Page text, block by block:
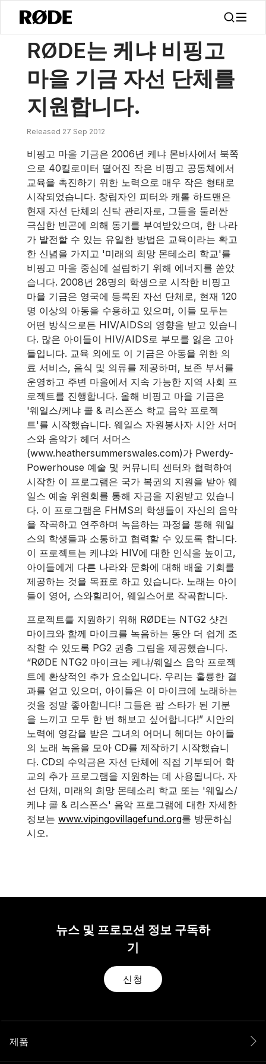
/ RØDE는 케냐의 비핑고 마을 기금 자선 단체를 지원합니다.
RØDE는 케냐 비핑고
마을 기금 자선 단체를
지원합니다.
Released 27 Sep 2012
비핑고 마을 기금은 2006년 케냐 몬바사에서 북쪽
으로 40킬로미터 떨어진 작은 비핑고 공동체에서
교육을 촉진하기 위한 노력으로 매우 작은 형태로
시작되었습니다. 창립자인 피터와 캐롤 하드맨은
현재 자선 단체의 신탁 관리자로, 그들을 둘러싼
극심한 빈곤에 의해 동기를 부여받았으며, 한 나라
가 발전할 수 있는 유일한 방법은 교육이라는 확고
한 신념을 가지고 '미래의 희망 몬테소리 학교'를
비핑고 마을 중심에 설립하기 위해 에너지를 쏟았
습니다. 2008년 28명의 학생으로 시작한 비핑고
마을 기금은 영국에 등록된 자선 단체로, 현재 120
명 이상의 아동을 수용하고 있으며, 이들 모두는
어떤 방식으로든 HIV/AIDS의 영향을 받고 있습니
다. 많은 아이들이 HIV/AIDS로 부모를 잃은 고아
들입니다. 교육 외에도 이 기금은 아동을 위한 의
료 서비스, 음식 및 의류를 제공하며, 보존 부서를
운영하고 주변 마을에서 지속 가능한 지역 사회 프
로젝트를 진행합니다. 올해 비핑고 마을 기금은
'웨일스/케냐 콜 & 리스폰스 학교 음악 프로젝
트'를 시작했습니다. 웨일스 자원봉사자 시안 서머
스와 음악가 헤더 서머스
(www.heathersummerswales.com)가 Pwerdy-
Powerhouse 예술 및 커뮤니티 센터와 협력하여
시작한 이 프로그램은 국가 복권의 지원을 받아 웨
일스 예술 위원회를 통해 자금을 지원받고 있습니
다. 이 프로그램은 FHMS의 학생들이 자신의 음악
을 작곡하고 연주하며 녹음하는 과정을 통해 웨일
스의 학생들과 소통하고 협력할 수 있도록 합니다.
이 프로젝트는 케냐와 HIV에 대한 인식을 높이고,
아이들에게 다른 나라와 문화에 대해 배울 기회를
제공하는 것을 목표로 하고 있습니다. 노래는 아이
들이 영어, 스와힐리어, 웨일스어로 작곡합니다.
프로젝트를 지원하기 위해 RØDE는 NTG2 샷건
마이크와 함께 마이크를 녹음하는 동안 더 쉽게 조
작할 수 있도록 PG2 권총 그립을 제공했습니다.
“RØDE NTG2 마이크는 케냐/웨일스 음악 프로젝
트에 환상적인 추가 요소입니다. 우리는 훌륭한 결
과를 얻고 있으며, 아이들은 이 마이크에 노래하는
것을 정말 좋아합니다! 그들은 팝 스타가 된 기분
을 느끼고 모두 한 번 해보고 싶어합니다!” 시안의
노력에 영감을 받은 그녀의 어머니 헤더는 아이들
의 노래 녹음을 모아 CD를 제작하기 시작했습니
다. CD의 수익금은 자선 단체에 직접 기부되어 학
교의 추가 프로그램을 지원하는 데 사용됩니다. 자
선 단체, 미래의 희망 몬테소리 학교 또는 '웨일스/
케냐 콜 & 리스폰스' 음악 프로그램에 대한 자세한
정보는 www.vipingovillagefund.org를 방문하십
시오.
뉴스 및 프로모션 정보 구독하
기
신청
제품